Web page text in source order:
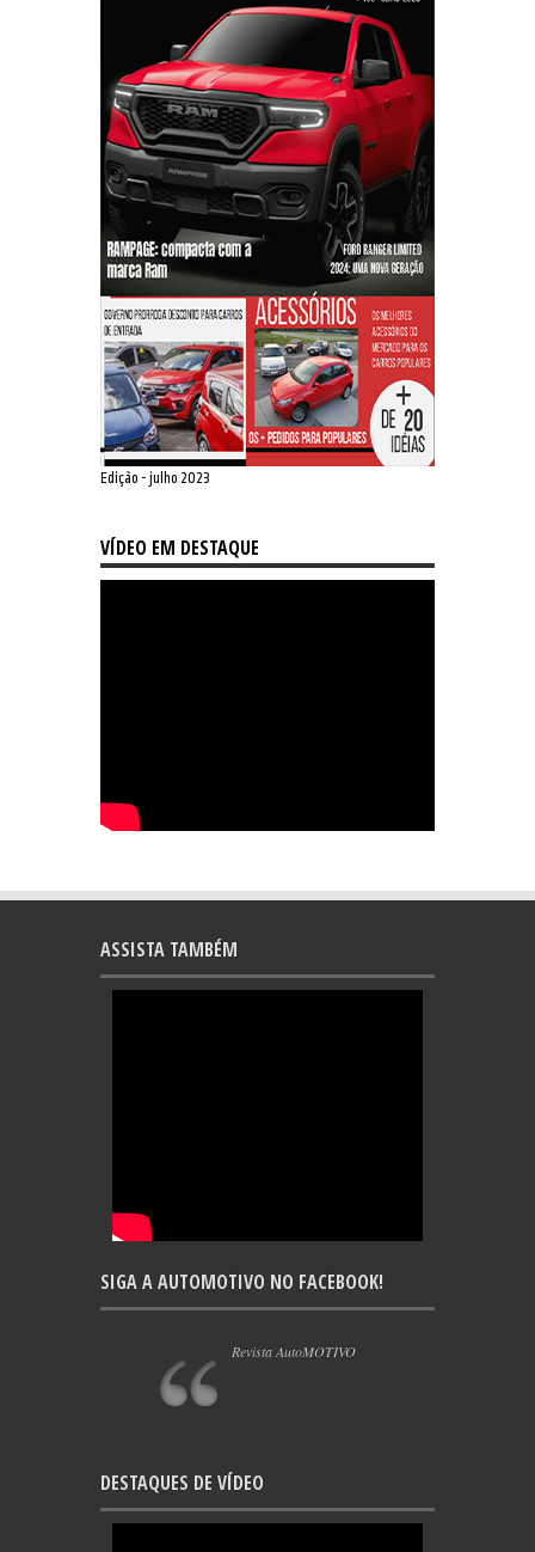
Edição - julho 2023
VÍDEO EM DESTAQUE
ASSISTA TAMBÉM
SIGA A AUTOMOTIVO NO FACEBOOK!
Revista AutoMOTIVO
DESTAQUES DE VÍDEO